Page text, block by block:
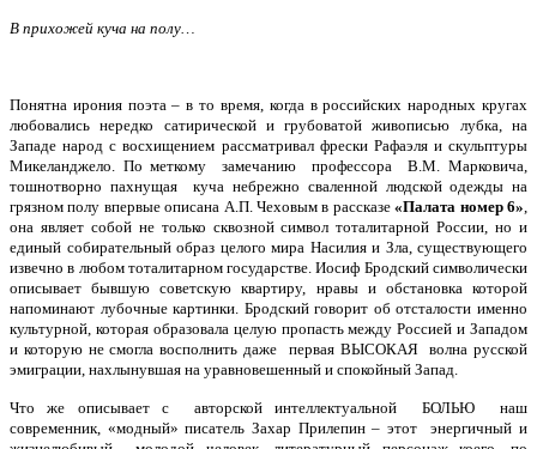
В прихожей куча на полу…
Понятна ирония поэта – в то время, когда в российских народных кругах
любовались нередко сатирической и грубоватой живописью лубка, на
Западе народ с восхищением рассматривал фрески Рафаэля и скульптуры
Микеланджело. По меткому замечанию профессора В.М. Марковича,
тошнотворно пахнущая куча небрежно сваленной людской одежды на
грязном полу впервые описана А.П. Чеховым в рассказе«Палата номер 6»
она являет собой не только сквозной символ тоталитарной России, но и
единый собирательный образ целого мира Насилия и Зла, существующего
извечно в любом тоталитарном государстве. Иосиф Бродский символически
описывает бывшую советскую квартиру, нравы и обстановка которой
напоминают лубочные картинки. Бродский говорит об отсталости именно
культурной, которая образовала целую пропасть между Россией и Западом
и которую не смогла восполнить даже первая ВЫСОКАЯ волна русской
эмиграции, нахлынувшая на уравновешенный и спокойный Запад.
Что же описывает с авторской интеллектуальной БОЛЬЮ наш
современник, «модный» писатель Захар Прилепин – этот энергичный и